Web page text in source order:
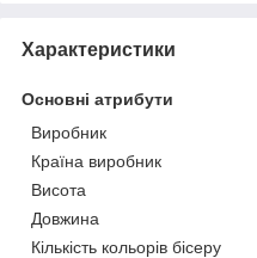
Характеристики
Основні атрибути
Виробник
Країна виробник
Висота
Довжина
Кількість кольорів бісеру